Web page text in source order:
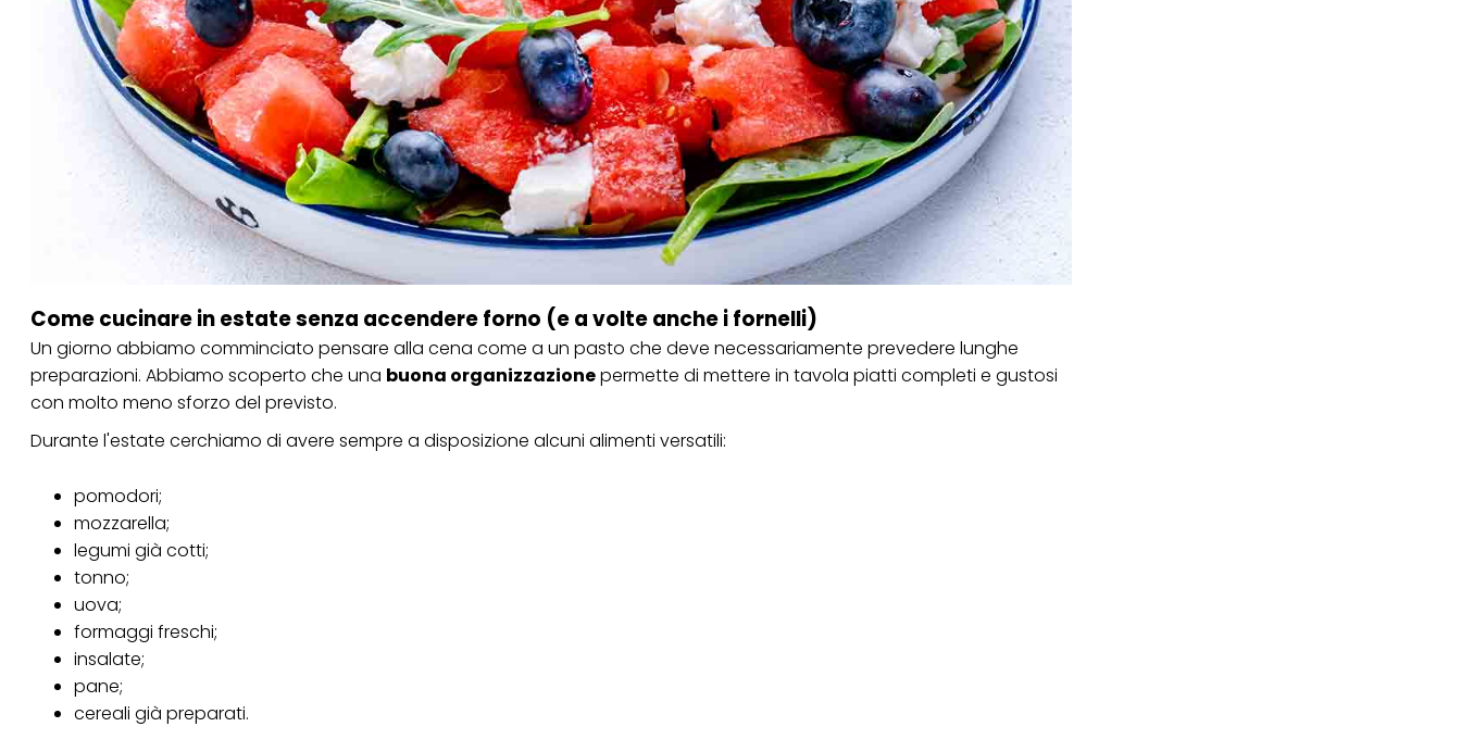
Come cucinare in estate senza accendere forno (e a volte anche i fornelli)
Un giorno abbiamo comminciato pensare alla cena come a un pasto che deve necessariamente prevedere lunghe
preparazioni. Abbiamo scoperto che una buona organizzazionepermette di mettere in tavola piatti completi e gustosi
con molto meno sforzo del previsto.
Durante l'estate cerchiamo di avere sempre a disposizione alcuni alimenti versatili:
pomodori;
mozzarella;
legumi già cotti;
tonno;
uova;
formaggi freschi;
insalate;
pane;
cereali già preparati.
Se fai clic su "Modifica" potrai trovare maggiori informazioni sul trattamento dei tuoi dati / sull'uso dei cookie e consentirli
per uno o più degli scopi sopra menzionati. Cliccando su "Accetta tutto", acconsenti all'uso dei cookie e al trattamento dei
tuoi dati personali per tutte le finalità sopra indicate. Se fai clic su "Rifiuta", verranno utilizzati solo i cookie tecnicamente
necessari per fornirti questo sito web.